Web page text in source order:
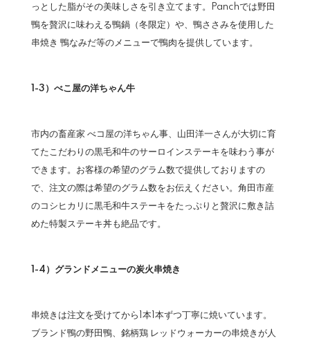
っとした脂がその美味しさを引き立てます。Panchでは野田
鴨を贅沢に味わえる鴨鍋（冬限定）や、鴨ささみを使用した
串焼き 鴨なみだ等のメニューで鴨肉を提供しています。
1-3）べこ屋の洋ちゃん牛
市内の畜産家 べコ屋の洋ちゃん事、山田洋一さんが大切に育
てたこだわりの黒毛和牛のサーロインステーキを味わう事が
できます。お客様の希望のグラム数で提供しておりますの
で、注文の際は希望のグラム数をお伝えください。角田市産
のコシヒカリに黒毛和牛ステーキをたっぷりと贅沢に敷き詰
めた特製ステーキ丼も絶品です。
1-4）グランドメニューの炭火串焼き
串焼きは注文を受けてから1本1本ずつ丁寧に焼いています。
ブランド鴨の野田鴨、銘柄鶏 レッドウォーカーの串焼きが人